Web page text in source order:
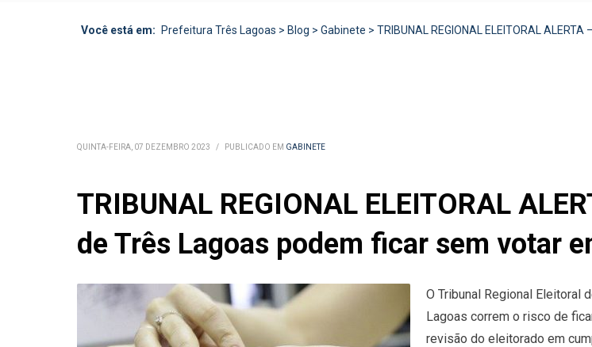
Você está em: Prefeitura Três Lagoas > Blog > Gabinete > TRIBUNAL REGIONAL ELEITORAL
QUINTA-FEIRA, 07 DEZEMBRO 2023 / PUBLICADO EM GABINETE
TRIBUNAL REGIONAL ELEITORAL
de Três Lagoas podem ficar sem votar
O Tribunal Regional Eleitoral
Lagoas correm o risco de
revisão do eleitorado em